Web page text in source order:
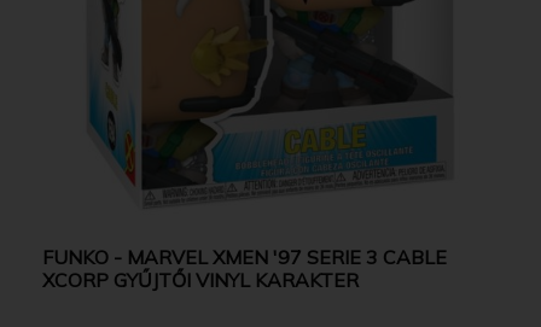
FUNKO - MARVEL XMEN '97 SERIE 3 CABLE
XCORP GYŰJTŐI VINYL KARAKTER